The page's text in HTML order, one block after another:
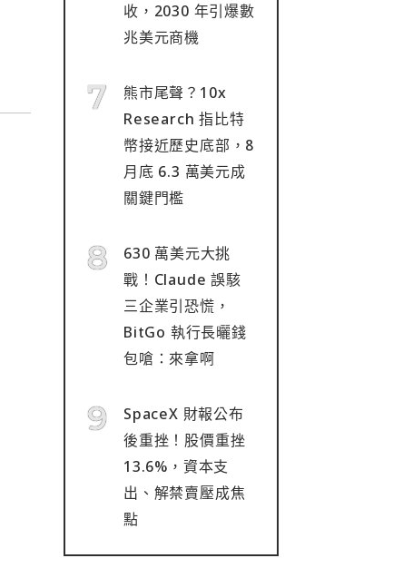
收，2030 年引爆數
兆美元商機
熊市尾聲？10x
Research 指比特
幣接近歷史底部，8
月底 6.3 萬美元成
關鍵門檻
630 萬美元大挑
戰！Claude 誤駭
三企業引恐慌，
BitGo 執行長曬錢
包嗆：來拿啊
SpaceX 財報公布
後重挫！股價重挫
13.6%，資本支
出、解禁賣壓成焦
點